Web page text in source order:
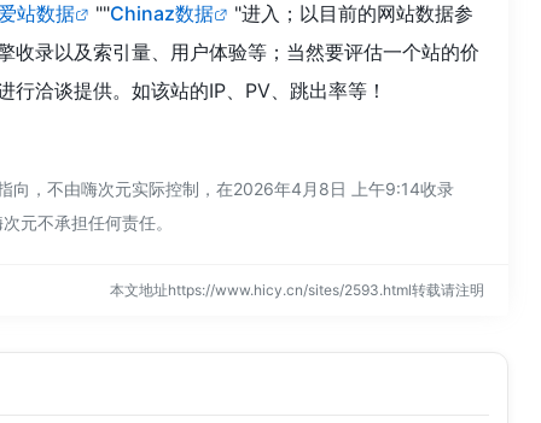
站数据 ""Chinaz数据
"进入；以目前的网站数据参
录以及索引量、用户体验等；当然要评估一个站的价
洽谈提供。如该站的IP、PV、跳出率等！
向，不由嗨次元实际控制，在2026年4月8日 上午9:14收录
元不承担任何责任。
本文地址https://www.hicy.cn/sites/2593.html转载请注明